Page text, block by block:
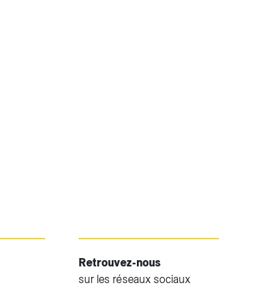
Retrouvez-nous
sur les réseaux sociaux